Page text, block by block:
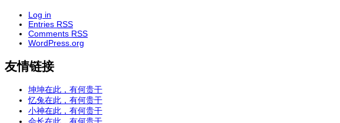
Log in
Entries RSS
Comments RSS
WordPress.org
友情链接
坤坤在此，有何贵干
忆兔在此，有何贵干
小神在此，有何贵干